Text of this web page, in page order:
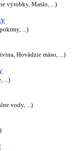
výrobky, Maslo, ...)
...)
Hovädzie mäso, ...)
...)
vody, ...)